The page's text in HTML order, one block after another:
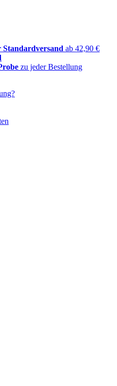
Standardversand ab 42,90 €
zu jeder Bestellung